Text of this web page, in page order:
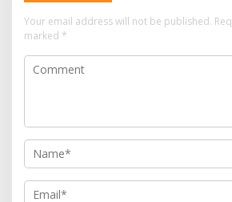
Your email address will not be published.
marked *